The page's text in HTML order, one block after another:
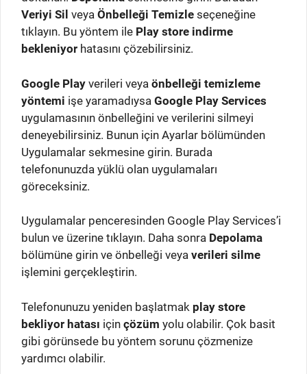
Veriyi Sil veya Önbelleği Temizle seçeneğine
tıklayın. Bu yöntem ile Play store indirme
bekleniyor hatasını çözebilirsiniz.
Google Play verileri veya önbelleği temizleme
yöntemi işe yaramadıysa Google Play Services
uygulamasının önbelleğini ve verilerini silmeyi
deneyebilirsiniz. Bunun için Ayarlar bölümünden
Uygulamalar sekmesine girin. Burada
telefonunuzda yüklü olan uygulamaları
göreceksiniz.
Uygulamalar penceresinden Google Play Services’i
bulun ve üzerine tıklayın. Daha sonra Depolama
bölümüne girin ve önbelleği veya verileri silme
işlemini gerçekleştirin.
Telefonunuzu yeniden başlatmak play store
bekliyor hatası için çözüm yolu olabilir. Çok basit
gibi görünsede bu yöntem sorunu çözmenize
yardımcı olabilir.